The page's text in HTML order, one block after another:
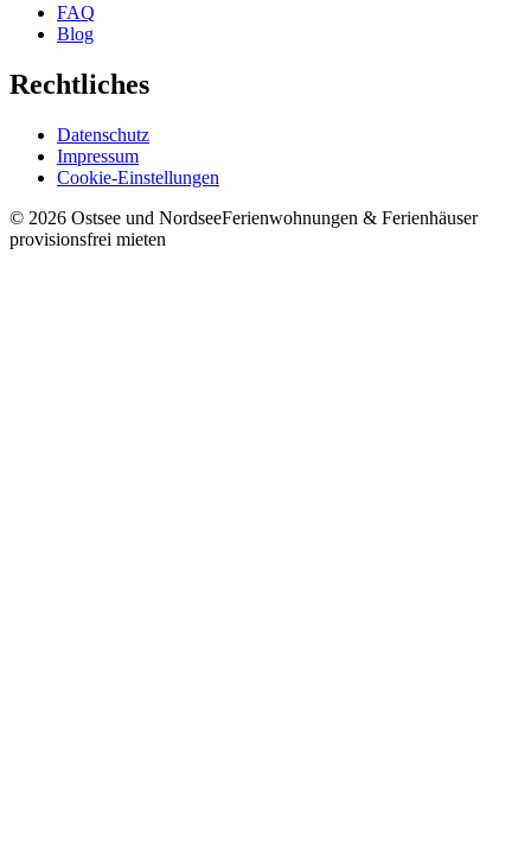
FAQ
Blog
Rechtliches
Datenschutz
Impressum
Cookie-Einstellungen
© 2026 Ostsee und NordseeFerienwohnungen & Ferienhäuser
provisionsfrei mieten